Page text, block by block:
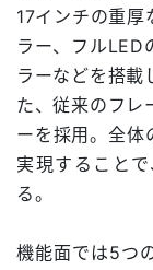
17インチの重厚
ラー、フルLED
ラーなどを搭載
た、従来のフレ
ーを採用。全体
実現すること
る。
機能面では5つ